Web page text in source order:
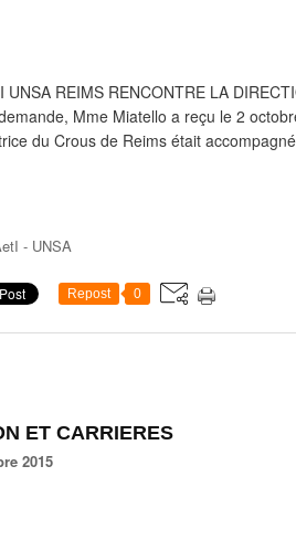
UNSA REIMS RENCONTRE LA
Mme Miatello a reçu le 2
du Crous de Reims était
- UNSA
Repost 0
ET CARRIERES
2015